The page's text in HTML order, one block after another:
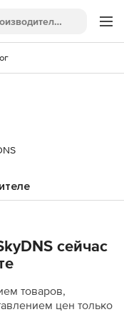
сейчас
товаров,
цен только